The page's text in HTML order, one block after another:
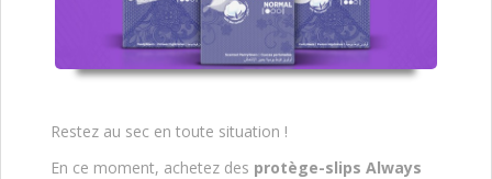
Restez au sec en toute situation !
En ce moment, achetez des protège-slips Always